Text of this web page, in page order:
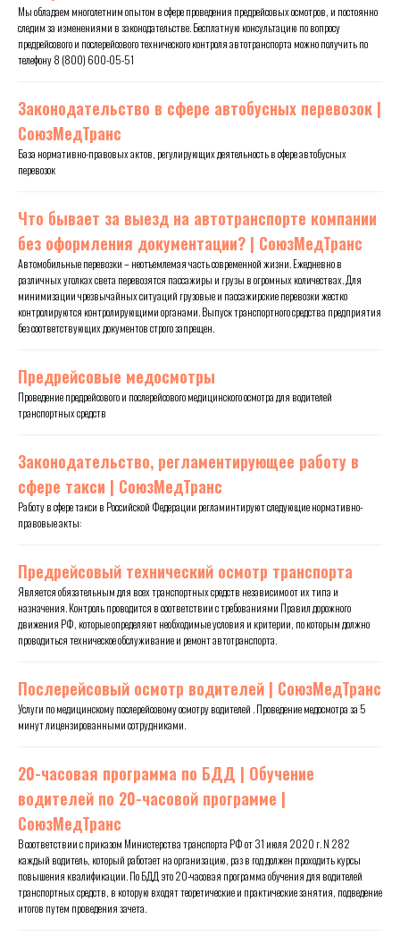
Мы обладаем многолетним опытом в сфере проведения предрейсовых осмотров, и постоянно
следим за изменениями в законодательстве. Бесплатную консультацию по вопросу
предрейсового и послерейсового технического контроля автотранспорта можно получить по
телефону 8 (800) 600-05-51
Законодательство в сфере автобусных перевозок |
СоюзМедТранс
База нормативно-правовых актов, регулирующих деятельность в сфере автобусных
перевозок
Что бывает за выезд на автотранспорте компании
без оформления документации? | СоюзМедТранс
Автомобильные перевозки – неотъемлемая часть современной жизни. Ежедневно в
различных уголках света перевозятся пассажиры и грузы в огромных количествах. Для
минимизации чрезвычайных ситуаций грузовые и пассажирские перевозки жестко
контролируются контролирующими органами. Выпуск транспортного средства предприятия
без соответствующих документов строго запрещен.
Предрейсовые медосмотры
Проведение предрейсового и послерейсового медицинского осмотра для водителей
транспортных средств
Законодательство, регламентирующее работу в
сфере такси | СоюзМедТранс
Работу в сфере такси в Российской Федерации регламинтируют следующие нормативно-
правовые акты:
Предрейсовый технический осмотр транспорта
Является обязательным для всех транспортных средств независимо от их типа и
назначения. Контроль проводится в соответствии с требованиями Правил дорожного
движения РФ, которые определяют необходимые условия и критерии, по которым должно
проводиться техническое обслуживание и ремонт автотранспорта.
Послерейсовый осмотр водителей | СоюзМедТранс
Услуги по медицинскому послерейсовому осмотру водителей . Проведение медосмотра за 5
минут лицензированными сотрудниками.
20-часовая программа по БДД | Обучение
водителей по 20-часовой программе |
СоюзМедТранс
В соответствии с приказом Министерства транспорта РФ от 31 июля 2020 г. N 282
каждый водитель, который работает на организацию, раз в год должен проходить курсы
повышения квалификации. По БДД это 20-часовая программа обучения для водителей
транспортных средств, в которую входят теоретические и практические занятия, подведение
итогов путем проведения зачета.